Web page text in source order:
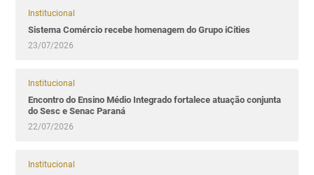
Institucional
Sistema Comércio recebe homenagem do Grupo iCities
23/07/2026
Institucional
Encontro do Ensino Médio Integrado fortalece atuação conjunta
do Sesc e Senac Paraná
22/07/2026
Institucional